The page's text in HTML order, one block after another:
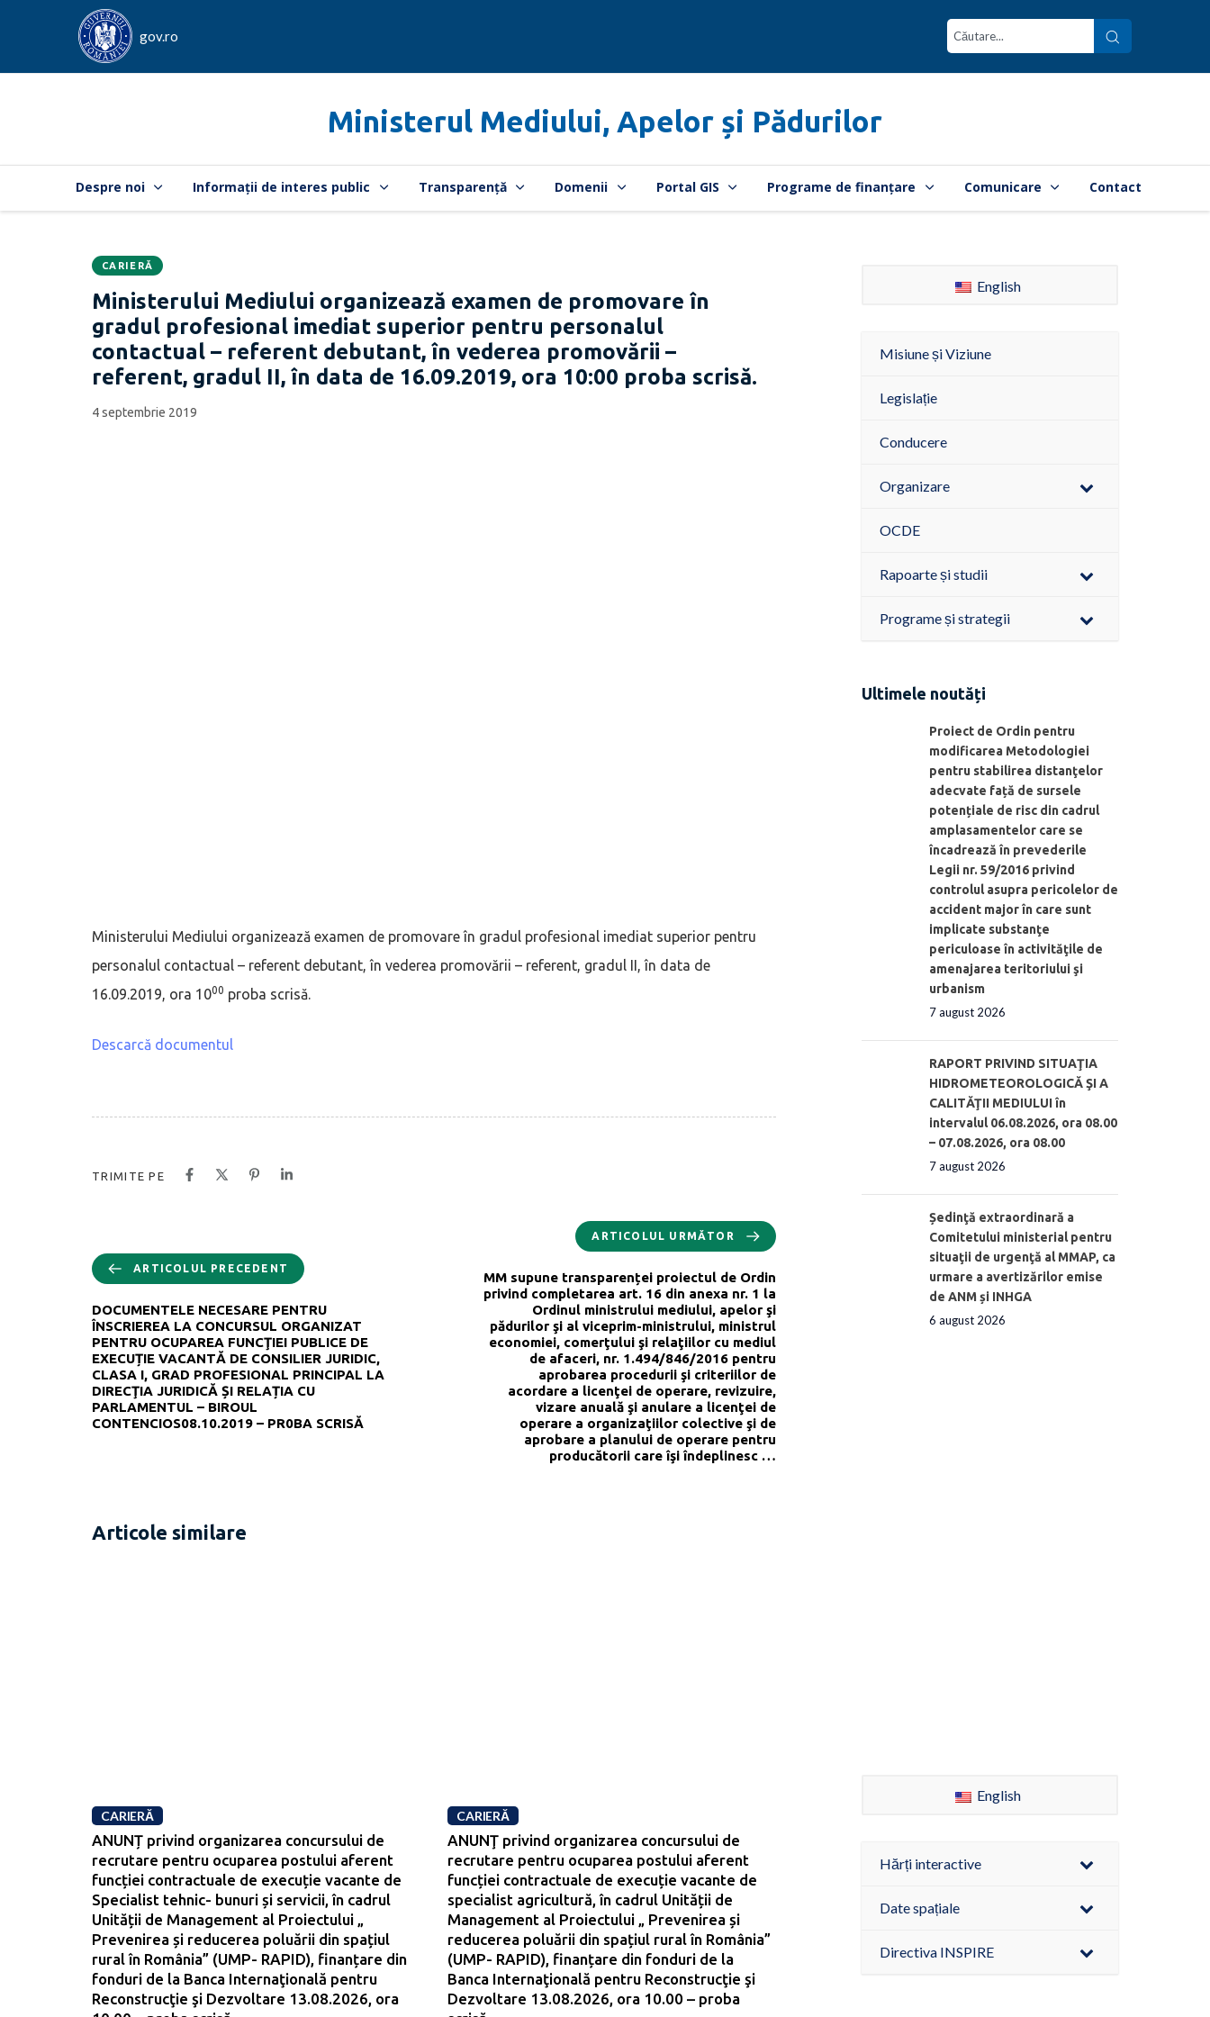
gov.ro
Ministerul Mediului, Apelor și Pădurilor
Despre noi Informații de interes public Transparență Domenii Portal GIS Programe de finanțare Comunicare Contact
CATEGORIA:
CARIERĂ
Ministerului Mediului organizează examen de promovare în
gradul profesional imediat superior pentru personalul
contactual – referent debutant, în vederea promovării –
referent, gradul II, în data de 16.09.2019, ora 10:00 proba scrisă.
Data
publicării:
4 septembrie 2019
Ministerului Mediului organizează examen de promovare în gradul profesional imediat superior pentru
personalul contactual – referent debutant, în vederea promovării – referent, gradul II, în data de
16.09.2019, ora 1000 proba scrisă.
Descarcă documentul
TRIMITE PE
ARTICOLUL PRECEDENT
DOCUMENTELE NECESARE PENTRU
ÎNSCRIEREA LA CONCURSUL ORGANIZAT
PENTRU OCUPAREA FUNCŢIEI PUBLICE DE
EXECUȚIE VACANTĂ DE CONSILIER JURIDIC,
CLASA I, GRAD PROFESIONAL PRINCIPAL LA
DIRECŢIA JURIDICĂ ȘI RELAȚIA CU
PARLAMENTUL – BIROUL
CONTENCIOS08.10.2019 – PR0BA SCRISĂ
ARTICOLUL URMĂTOR
MM supune transparenței proiectul de Ordin
privind completarea art. 16 din anexa nr. 1 la
Ordinul ministrului mediului, apelor şi
pădurilor şi al viceprim-ministrului, ministrul
economiei, comerţului şi relaţiilor cu mediul
de afaceri, nr. 1.494/846/2016 pentru
aprobarea procedurii şi criteriilor de
acordare a licenţei de operare, revizuire,
vizare anuală şi anulare a licenţei de
operare a organizaţiilor colective şi de
aprobare a planului de operare pentru
producătorii care îşi îndeplinesc …
Articole similare
CARIERĂ
ANUNȚ privind organizarea concursului de
recrutare pentru ocuparea postului aferent
funcției contractuale de execuție vacante de
Specialist tehnic- bunuri și servicii, în cadrul
Unității de Management al Proiectului „
Prevenirea și reducerea poluării din spațiul
rural în România” (UMP- RAPID), finanțare din
fonduri de la Banca Internaţională pentru
Reconstrucţie şi Dezvoltare 13.08.2026, ora
CARIERĂ
ANUNŢ privind organizarea concursului de
recrutare pentru ocuparea postului aferent
funcției contractuale de execuție vacante de
specialist agricultură, în cadrul Unității de
Management al Proiectului „ Prevenirea și
reducerea poluării din spațiul rural în România”
(UMP- RAPID), finanțare din fonduri de la
Banca Internaţională pentru Reconstrucţie şi
Dezvoltare 13.08.2026, ora 10.00 – proba
English
Misiune și Viziune
Legislație
Conducere
Organizare
OCDE
Rapoarte și studii
Programe și strategii
Ultimele noutăți
Proiect de Ordin pentru
modificarea Metodologiei
pentru stabilirea distanţelor
adecvate față de sursele
potențiale de risc din cadrul
amplasamentelor care se
încadrează în prevederile
Legii nr. 59/2016 privind
controlul asupra pericolelor de
accident major în care sunt
implicate substanţe
periculoase în activităţile de
amenajarea teritoriului şi
urbanism
7 august 2026
RAPORT PRIVIND SITUAŢIA
HIDROMETEOROLOGICĂ ŞI A
CALITĂŢII MEDIULUI în
intervalul 06.08.2026, ora 08.00
– 07.08.2026, ora 08.00
7 august 2026
Ședinţă extraordinară a
Comitetului ministerial pentru
situaţii de urgenţă al MMAP, ca
urmare a avertizărilor emise
de ANM și INHGA
6 august 2026
English
Hărți interactive
Date spațiale
Directiva INSPIRE